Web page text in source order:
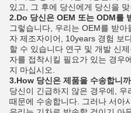
있고, 그 후에 당신에게 당신을
2.Do 당신은 OEM 또는 ODM를
그렇습니다, 우리는 OEM를 받
자 제조자이어, 10years 경험 보
할 수 있습니다 연구 및 개발 신
자를 접착시킬 필요가 있는 경우
지 마십시오.
3.How 당신은 제품을 수송합니
당신이 긴급하지 않은 경우에,
때문에 수송합니다. 그러나 서아